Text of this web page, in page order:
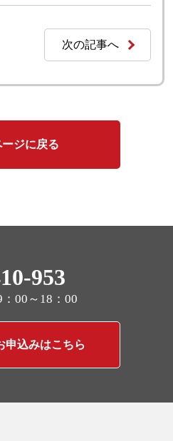
次の記事へ
ジに戻る
953
00～18：00
申込みはこちら